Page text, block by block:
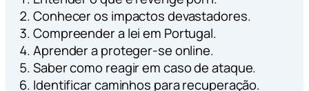
Conhecer os impactos devastadores.
Compreender a lei em Portugal.
Aprender a proteger-se online.
Saber como reagir em caso de ataque.
Identificar caminhos para recuperação.